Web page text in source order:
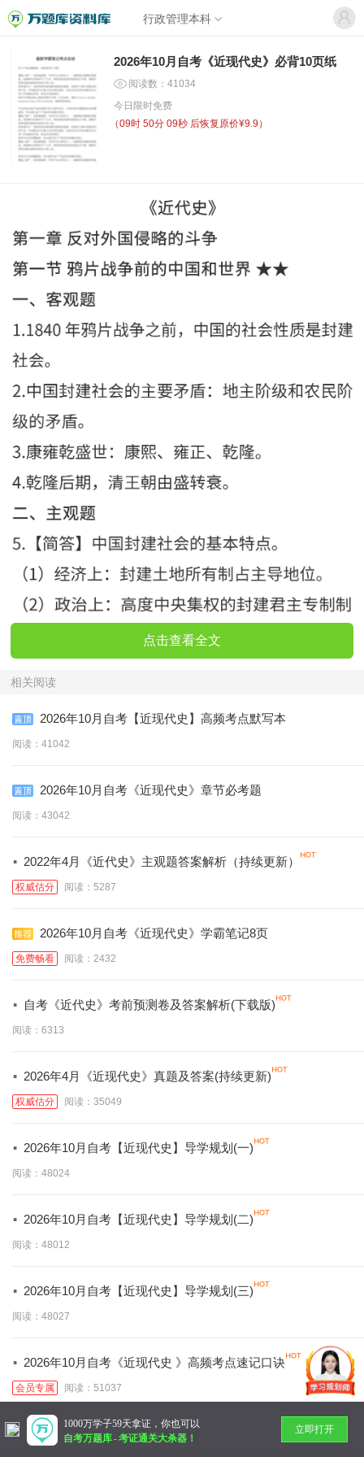
行政管理本科
2026年10月自考《近现代史》必背10页纸
阅读数：41034
今日限时免费
（09时 50分 09秒 后恢复原价¥9.9）
点击查看全文
相关阅读
2026年10月自考【近现代史】高频考点默写本
阅读：41042
2026年10月自考《近现代史》章节必考题
阅读：43042
· 2022年4月《近代史》主观题答案解析（持续更新）
权威估分 阅读：5287
2026年10月自考《近现代史》学霸笔记8页
免费畅看 阅读：2432
· 自考《近代史》考前预测卷及答案解析(下载版)
阅读：6313
· 2026年4月《近现代史》真题及答案(持续更新)
权威估分 阅读：35049
· 2026年10月自考【近现代史】导学规划(一)
阅读：48024
· 2026年10月自考【近现代史】导学规划(二)
阅读：48012
· 2026年10月自考【近现代史】导学规划(三)
阅读：48027
· 2026年10月自考《近现代史 》高频考点速记口诀
会员专属 阅读：51037
暂无更多
1000万学子59天拿证，你也可以
自考万题库-考证通关大杀器！
立即打开